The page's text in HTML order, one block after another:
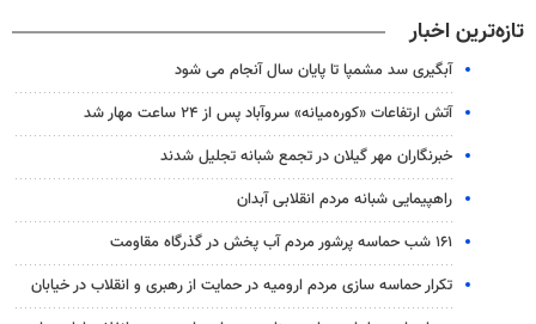
تازه‌ترین اخبار
آبگیری سد مشمپا تا پایان سال آنجام می شود
آتش ارتفاعات «کوره‌میانه» سروآباد پس از ۲۴ ساعت مهار شد
خبرنگاران مهر گیلان در تجمع شبانه تجلیل شدند
راهپیمایی شبانه مردم انقلابی آبدان
۱۶۱ شب حماسه پرشور مردم آب پخش در گذرگاه مقاومت
تکرار حماسه سازی مردم ارومیه در حمایت از رهبری و انقلاب در خیابان